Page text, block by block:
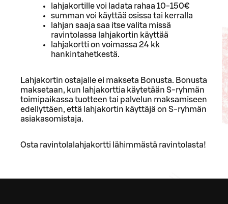
lahjakortille voi ladata rahaa 10-150€
summan voi käyttää osissa tai kerralla
lahjan saaja saa itse valita missä
ravintolassa lahjakortin käyttää
lahjakortti on voimassa 24 kk
hankintahetkestä.
Lahjakortin ostajalle ei makseta Bonusta. Bonusta
maksetaan, kun lahjakorttia käytetään S-ryhmän
toimipaikassa tuotteen tai palvelun maksamiseen
edellyttäen, että lahjakortin käyttäjä on S-ryhmän
asiakasomistaja.
Osta ravintolalahjakortti lähimmästä ravintolasta!